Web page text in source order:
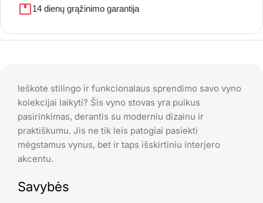
14 dienų grąžinimo garantija
Ieškote stilingo ir funkcionalaus sprendimo savo vyno
kolekcijai laikyti? Šis vyno stovas yra puikus
pasirinkimas, derantis su moderniu dizainu ir
praktiškumu. Jis ne tik leis patogiai pasiekti
mėgstamus vynus, bet ir taps išskirtiniu interjero
akcentu.
Savybės